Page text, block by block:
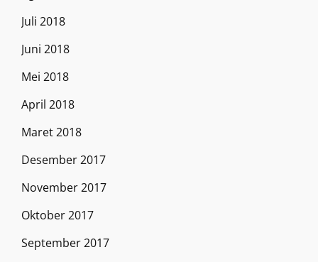
Juli 2018
Juni 2018
Mei 2018
April 2018
Maret 2018
Desember 2017
November 2017
Oktober 2017
September 2017